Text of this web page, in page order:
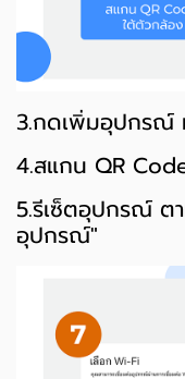
3.กดเพิ่มอุปกรณ์
4.สแกน QR
5.รีเซ็ตอุปกรณ์ ตา
อุปกรณ์"